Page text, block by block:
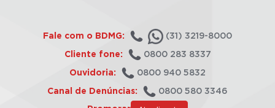
Fale com o BDMG: (31) 3219-8000
Cliente fone: 0800 283 8337
Ouvidoria: 0800 940 5832
Canal de Denúncias: 0800 580 3346